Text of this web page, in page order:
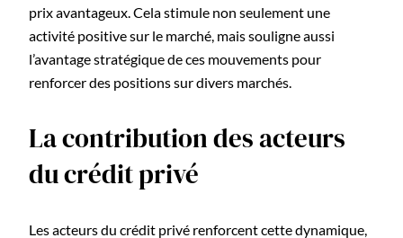
prix avantageux. Cela stimule non seulement une
activité positive sur le marché, mais souligne aussi
l’avantage stratégique de ces mouvements pour
renforcer des positions sur divers marchés.
La contribution des acteurs
du crédit privé
Les acteurs du crédit privé renforcent cette dynamique,